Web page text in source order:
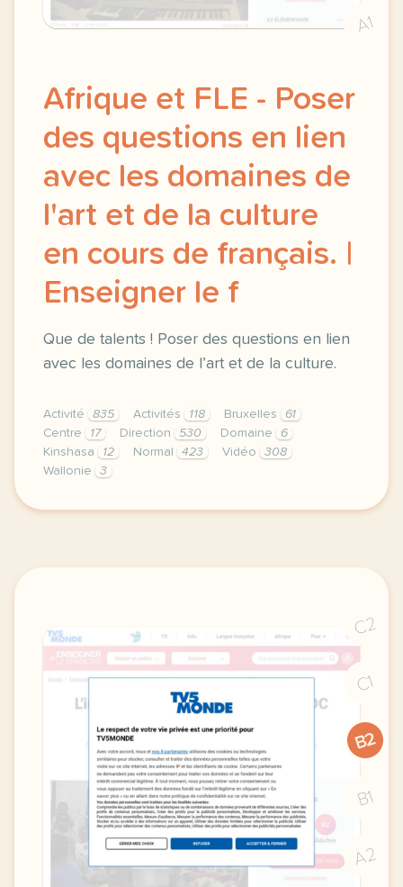
A1
Afrique et FLE - Poser
des questions en lien
avec les domaines de
l'art et de la culture
en cours de français. |
Enseigner le f
Que de talents ! Poser des questions en lien
avec les domaines de l’art et de la culture.
Activité 835 Activités 118 Bruxelles
61
Centre
17 Direction 530 Domaine
6
Kinshasa
12 Normal 423 Vidéo
308
Wallonie
3
didomi host didomi components button cursor
C2
C1
B2
B1
A2